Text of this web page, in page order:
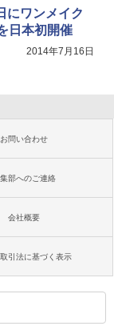
にワンメイク
日本初開催
2014年7月16日
お問い合わせ
部へのご連絡
会社概要
引法に基づく表示